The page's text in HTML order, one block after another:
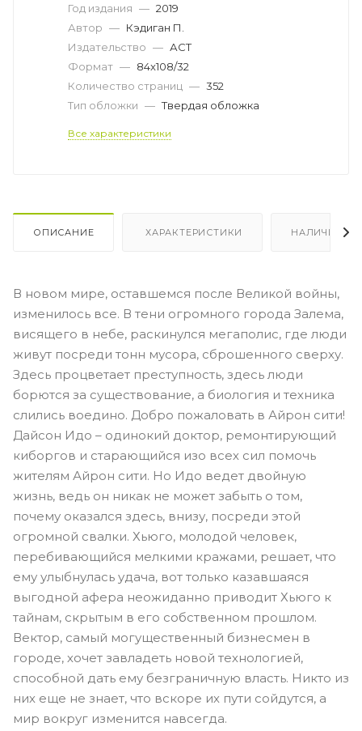
Год издания — 2019
Автор — Кэдиган П.
Издательство — АСТ
Формат — 84x108/32
Количество страниц — 352
Тип обложки — Твердая обложка
Все характеристики
ОПИСАНИЕ ХАРАКТЕРИСТИКИ НАЛИЧИЕ
В новом мире, оставшемся после Великой войны,
изменилось все. В тени огромного города Залема,
висящего в небе, раскинулся мегаполис, где люди
живут посреди тонн мусора, сброшенного сверху.
Здесь процветает преступность, здесь люди
борются за существование, а биология и техника
слились воедино. Добро пожаловать в Айрон сити!
Дайсон Идо – одинокий доктор, ремонтирующий
киборгов и старающийся изо всех сил помочь
жителям Айрон сити. Но Идо ведет двойную
жизнь, ведь он никак не может забыть о том,
почему оказался здесь, внизу, посреди этой
огромной свалки. Хьюго, молодой человек,
перебивающийся мелкими кражами, решает, что
ему улыбнулась удача, вот только казавшаяся
выгодной афера неожиданно приводит Хьюго к
тайнам, скрытым в его собственном прошлом.
Вектор, самый могущественный бизнесмен в
городе, хочет завладеть новой технологией,
способной дать ему безграничную власть. Никто из
них еще не знает, что вскоре их пути сойдутся, а
мир вокруг изменится навсегда.